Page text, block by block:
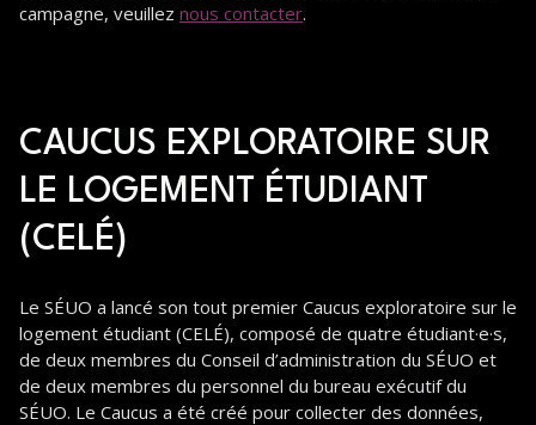
campagne, veuillez nous contacter.
CAUCUS EXPLORATOIRE SUR
LE LOGEMENT ÉTUDIANT
(CELÉ)
Le SÉUO a lancé son tout premier Caucus exploratoire sur le
logement étudiant (CELÉ), composé de quatre étudiant·e·s,
de deux membres du Conseil d’administration du SÉUO et
de deux membres du personnel du bureau exécutif du
SÉUO. Le Caucus a été créé pour collecter des données,